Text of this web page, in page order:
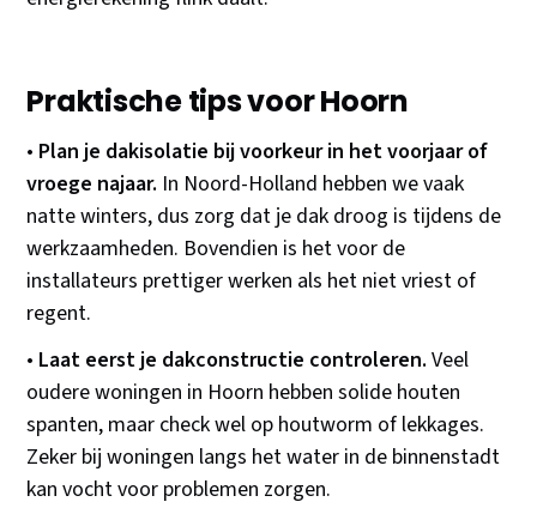
Praktische tips voor Hoorn
• Plan je dakisolatie bij voorkeur in het voorjaar of
vroege najaar. In Noord-Holland hebben we vaak
natte winters, dus zorg dat je dak droog is tijdens de
werkzaamheden. Bovendien is het voor de
installateurs prettiger werken als het niet vriest of
regent.
• Laat eerst je dakconstructie controleren. Veel
oudere woningen in Hoorn hebben solide houten
spanten, maar check wel op houtworm of lekkages.
Zeker bij woningen langs het water in de binnenstadt
kan vocht voor problemen zorgen.